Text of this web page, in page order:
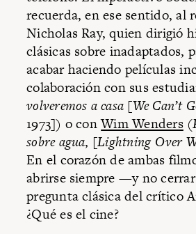
recuerda, en ese sentido, al
Nicholas Ray, quien dirigió
clásicas sobre inadaptados,
acabar haciendo películas
colaboración con sus
volveremos a casa [We Can’t
1973]) o conWim Wenders(
sobre agua, [Lightning Over
En el corazón de ambas
abrirse siempre —y no
pregunta clásica del crítico
¿Qué es el cine?